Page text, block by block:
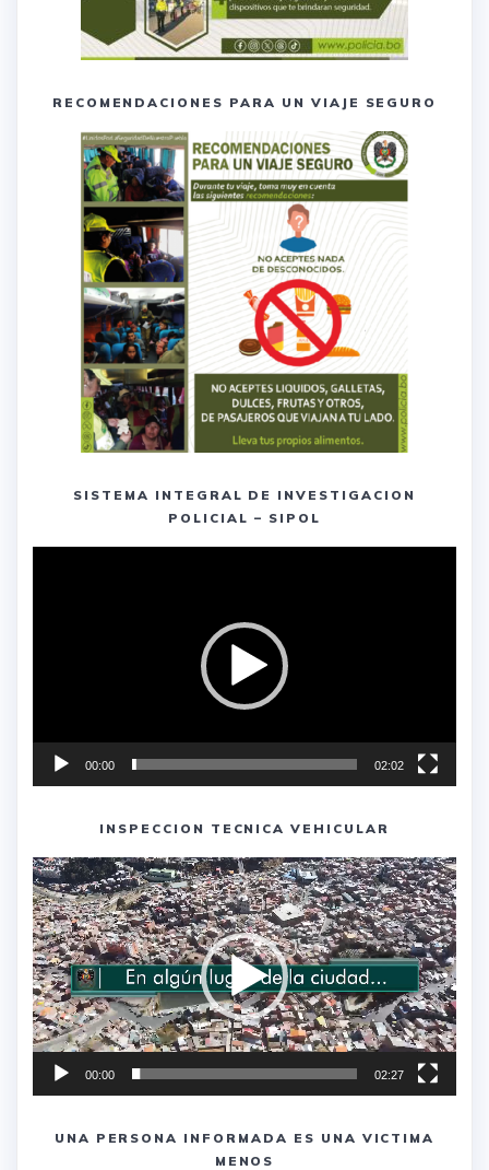
RECOMENDACIONES PARA UN VIAJE SEGURO
SISTEMA INTEGRAL DE INVESTIGACION
POLICIAL – SIPOL
00:00 02:02
INSPECCION TECNICA VEHICULAR
Reproductor
de
vídeo
00:00 02:27
UNA PERSONA INFORMADA ES UNA VICTIMA
MENOS